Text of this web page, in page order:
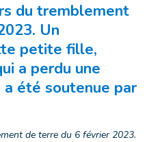
du tremblement
Un
petite fille,
a perdu une
été soutenue par
de terre du 6 février 2023.